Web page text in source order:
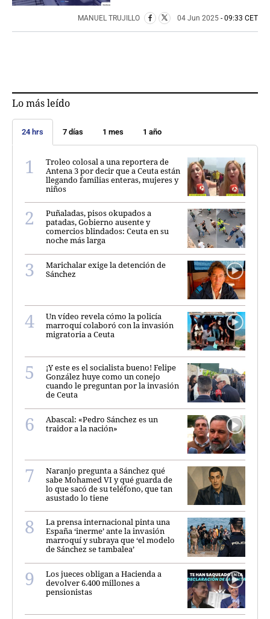
MANUEL TRUJILLO 04 Jun 2025 - 09:33 CET
Lo más leído
24 hrs 7 días 1 mes 1 año
Troleo colosal a una reportera de
Antena 3 por decir que a Ceuta están
llegando familias enteras, mujeres y
niños
Puñaladas, pisos okupados a
patadas, Gobierno ausente y
comercios blindados: Ceuta en su
noche más larga
Marichalar exige la detención de
Sánchez
Un vídeo revela cómo la policía
marroquí colaboró con la invasión
migratoria a Ceuta
¡Y este es el socialista bueno! Felipe
González huye como un conejo
cuando le preguntan por la invasión
de Ceuta
Abascal: «Pedro Sánchez es un
traidor a la nación»
Naranjo pregunta a Sánchez qué
sabe Mohamed VI y qué guarda de
lo que sacó de su teléfono, que tan
asustado lo tiene
La prensa internacional pinta una
España ‘inerme’ ante la invasión
marroquí y subraya que ‘el modelo
de Sánchez se tambalea’
Los jueces obligan a Hacienda a
devolver 6.400 millones a
pensionistas